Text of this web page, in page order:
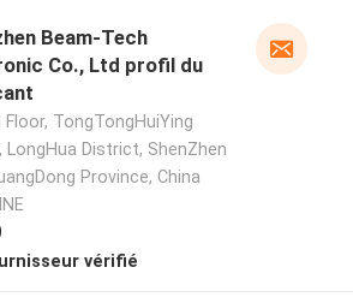
Beam-Tech
Co., Ltd profil du
Floor, TongTongHuiYing
LongHua District, ShenZhen
Province, China
vérifié